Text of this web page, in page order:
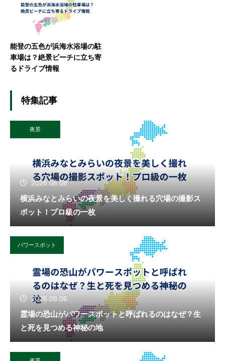
能登の五色が浜海水浴場の駐
車場は？絶景ビーチに立ち寄
るドライブ情報
特集記事
夜景
2026.08.08
横浜みなとみらいの夜景を美しく撮れる穴場の撮影ス
ポット！プロ級の一枚
パワースポット
2026.08.06
霊場の恐山がパワースポットと呼ばれるのはなぜ？生
と死を見つめる神秘の地